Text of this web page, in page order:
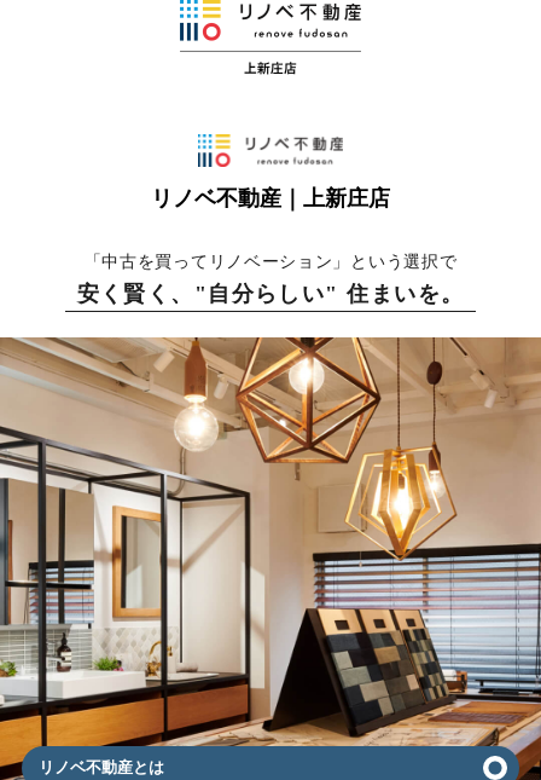
リノベ不動産｜上新庄店
「中古を買ってリノベーション」という選択で
安く賢く、"自分らしい" 住まいを。
リノベ不動産とは